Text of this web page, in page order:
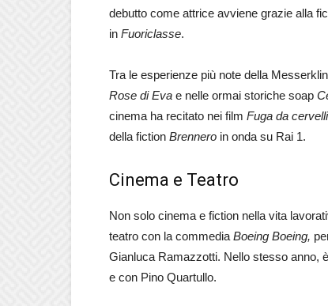
debutto come attrice avviene grazie alla
in Fuoriclasse.
Tra le esperienze più note della
Rose di Eva e nelle ormai storiche soap
cinema ha recitato nei film Fuga da cervelli
della fiction Brennero in onda su Rai 1.
Cinema e Teatro
Non solo cinema e fiction nella vita
teatro con la commedia Boeing Boeing,
Gianluca Ramazzotti. Nello stesso anno,
e con Pino Quartullo.